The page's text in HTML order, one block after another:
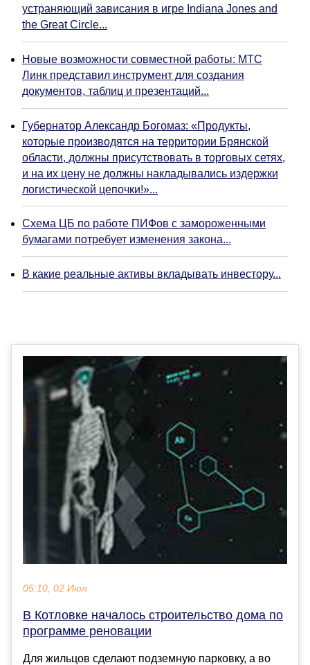
устраняющий зависания в игре Indiana Jones and
the Great Circle...
Новые возможности совместной работы: МТС
Линк представил инструмент для создания
документов, таблиц и презентаций...
Губернатор Александр Богомаз: «Продукты,
которые производятся на территории Брянской
области, должны присутствовать в торговых сетях,
и на их цену не должны накладывались издержки
логистической цепочки!»...
Схема ЦБ по работе ПИФов с замороженными
бумагами потребует изменения закона...
В какие реальные активы вкладывать инвестору...
05:10, 02 Июл
В Котловке началось строительство дома по
программе реновации
Для жильцов сделают подземную парковку, а во